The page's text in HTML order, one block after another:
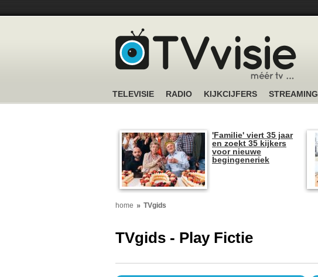
TELEVISIE RADIO KIJKCIJFERS STREAMING
'Familie' viert 35 jaar
en zoekt 35 kijkers
voor nieuwe
begingeneriek
home TVgids
TVgids - Play Fictie